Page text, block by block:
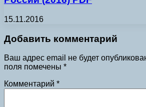
15.11.2016
Добавить комментарий
Ваш адрес email не будет
поля помечены *
Комментарий *